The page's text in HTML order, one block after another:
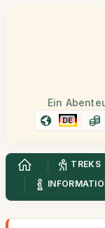
Ein
DE
TREKS